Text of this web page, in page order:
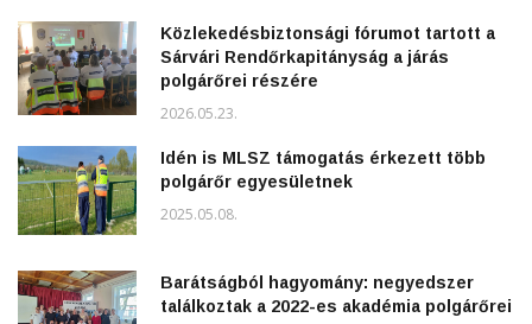
Közlekedésbiztonsági fórumot tartott a
Sárvári Rendőrkapitányság a járás
polgárőrei részére
2026.05.23.
Idén is MLSZ támogatás érkezett több
polgárőr egyesületnek
2025.05.08.
Barátságból hagyomány: negyedszer
találkoztak a 2022-es akadémia polgárőrei